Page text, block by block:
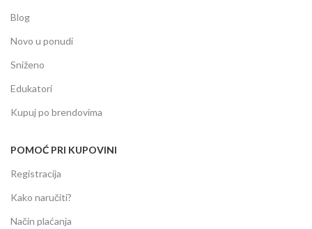
Blog
Novo u ponudi
Sniženo
Edukatori
Kupuj po brendovima
POMOĆ PRI KUPOVINI
Registracija
Kako naručiti?
Način plaćanja